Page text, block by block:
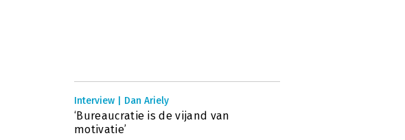
Interview | Dan Ariely
‘Bureaucratie is de vijand van
motivatie’